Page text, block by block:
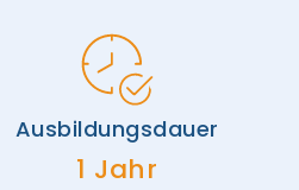
Ausbildungsdauer
1 Jahr